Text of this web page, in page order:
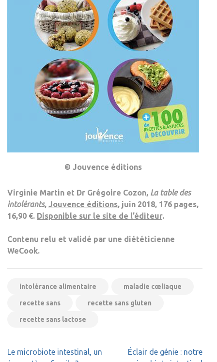
© Jouvence éditions
Virginie Martin et Dr Grégoire Cozon, La table des
intolérants, Jouvence éditions, juin 2018, 176 pages,
16,90 €. Disponible sur le site de l’éditeur.
Contenu relu et validé par une diététicienne
WeCook.
intolérance alimentaire maladie cœliaque
recette sans recette sans gluten
recette sans lactose
Navigation
Le microbiote intestinal, un
Éclair de génie : notre